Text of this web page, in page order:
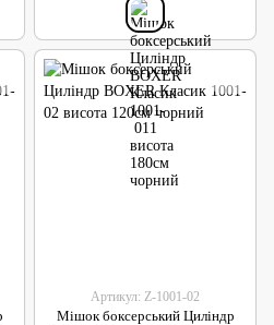
Артикул: Z-1001-02
Мішок боксерський Циліндр